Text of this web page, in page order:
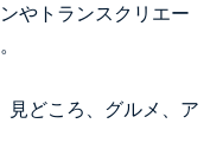
やトランスクリエー
見どころ、グルメ、ア